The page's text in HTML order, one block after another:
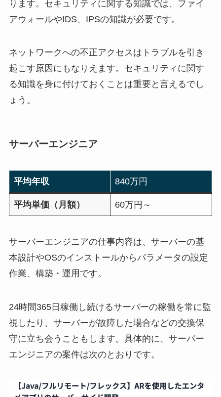
ります。セキュリティに関する知識では、ファイ
アウォールやIDS、IPSの知識が必要です。
ネットワークへの不正アクセスはトラブルを引き
起こす原因にもなりえます。セキュリティに関す
る知識を身に付けておくことは重要と言えるでし
ょう。
サーバーエンジニア
平均年収 840万円
平均単価（月額） 60万円～
サーバーエンジニアの仕事内容は、サーバーの基
本設計やOSのインストールからパラメータの設定
作業、構築・運用です。
24時間365日稼働し続けるサーバーの稼働を常に監
視したり、サーバーが故障した場合などの交換保
守に立ち会うこともします。具体的に、サーバー
エンジニアの案件は次のとおりです。